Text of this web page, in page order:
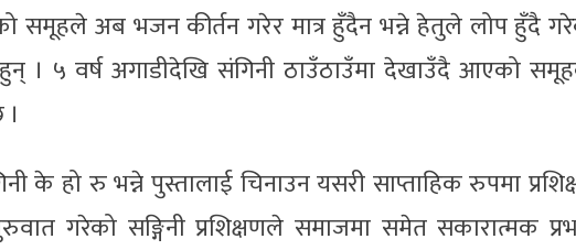
समूहले अब भजन कीर्तन गरेर मात्र हुँदैन भन्ने हेतुले लोप हुँदै
। ५ वर्ष अगाडीदेखि संगिनी ठाउँठाउँमा देखाउँदै आएको
के हो रु भन्ने पुस्तालाई चिनाउन यसरी साप्ताहिक रुपमा
गरेको सङ्गिनी प्रशिक्षणले समाजमा समेत सकारात्मक